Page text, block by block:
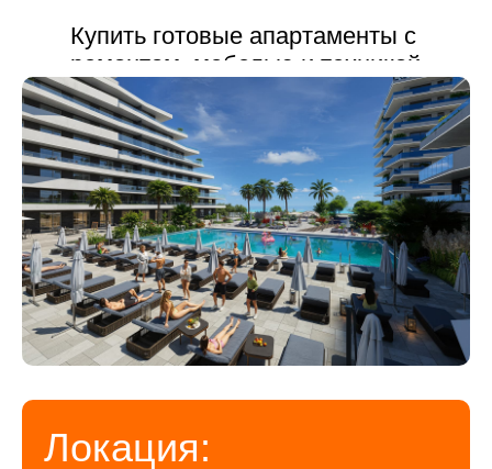
Купить готовые апартаменты с
ремонтом, мебелью и техникой
в АК Космос Стей Атлант
можно в ипотеку от банков или
рассрочку от застройщика на
индивидуальных условиях.
Старт продаж!
Локация: